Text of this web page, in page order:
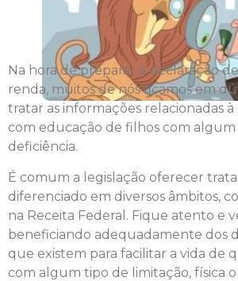
Na hora de preparar a declaração
renda, muitos de nós ficamos em
tratar as informações relacionadas
com educação de filhos com
deficiência.
É comum a legislação oferecer
diferenciado em diversos âmbitos,
na Receita Federal. Fique atento e
beneficiando adequadamente dos
que existem para facilitar a vida de
com algum tipo de limitação, física